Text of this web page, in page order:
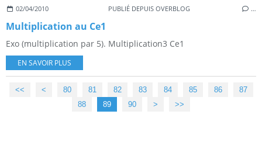
02/04/2010 PUBLIÉ DEPUIS OVERBLOG …
Multiplication au Ce1
Exo (multiplication par 5). Multiplication3 Ce1
EN SAVOIR PLUS
<< < 10
20
30
40
50
60
70
80 81 82 83 84 85 86
87
88
89 90 100
> >>